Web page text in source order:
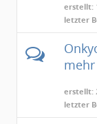
erstellt:
letzter
mehr
erstellt:
letzter